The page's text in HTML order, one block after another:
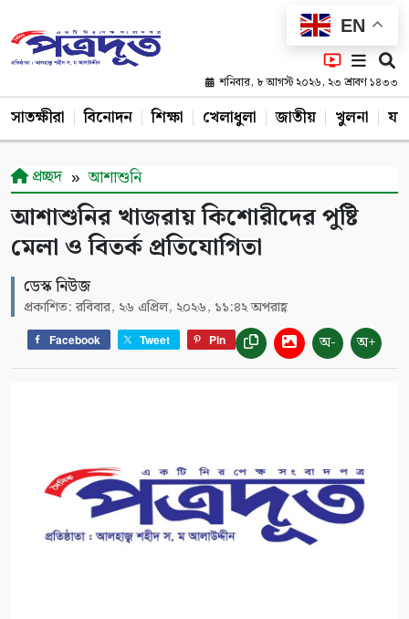
EN
শনিবার, ৮ আগস্ট ২০২৬, ২৩ শ্রাবণ ১৪৩৩
সাতক্ষীরা বিনোদন শিক্ষা খেলাধুলা জাতীয় খুলনা
প্রচ্ছদ আশাশুনি
আশাশুনির খাজরায় কিশোরীদের পুষ্টি
মেলা ও বিতর্ক প্রতিযোগিতা
ডেস্ক নিউজ
প্রকাশিত: রবিবার, ২৬ এপ্রিল, ২০২৬, ১১:৪২ অপরাহ্ণ
Facebook Tweet Pin অ- অ+